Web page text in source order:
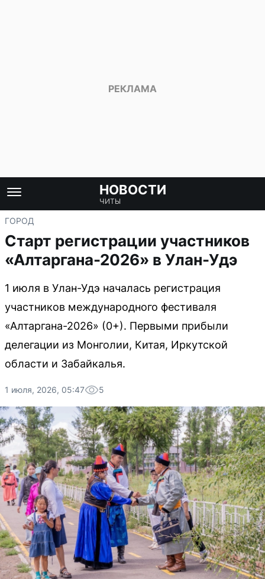
НОВОСТИ
ЧИТЫ
ГОРОД
Старт регистрации участников
«Алтаргана-2026» в Улан-Удэ
1 июля в Улан-Удэ началась регистрация
участников международного фестиваля
«Алтаргана-2026» (0+). Первыми прибыли
делегации из Монголии, Китая, Иркутской
области и Забайкалья.
1 июля, 2026, 05:47 5